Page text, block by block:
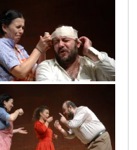
balkanski_spijun_5
balkanski_spijun_2